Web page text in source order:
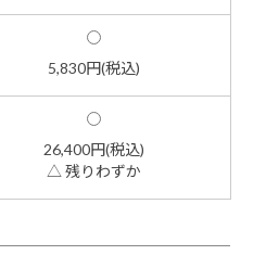
5,830円(税込)
26,400円(税込)
△ 残りわずか